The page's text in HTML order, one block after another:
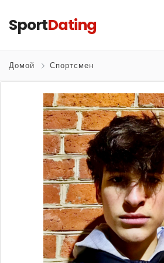
SportDating
Домой Спортсмен